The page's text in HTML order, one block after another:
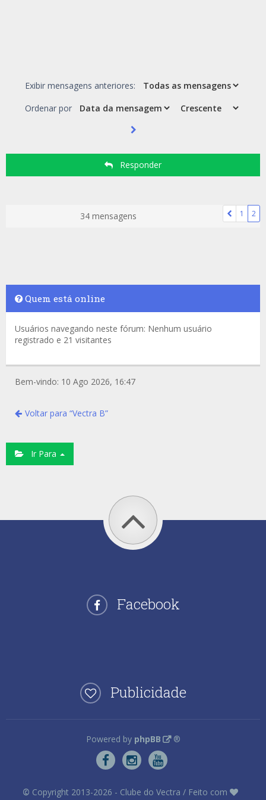
Exibir mensagens anteriores:
Ordenar por
Responder
34 mensagens 1 2
Quem está online
Usuários navegando neste fórum: Nenhum usuário
registrado e 21 visitantes
Bem-vindo: 10 Ago 2026, 16:47
Voltar para “Vectra B”
Ir Para
Facebook
Publicidade
Powered by phpBB ®
© Copyright 2013-2026 - Clube do Vectra / Feito com